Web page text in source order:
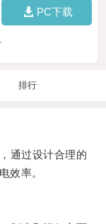
PC下载
排行
通过设计合理的
效率。